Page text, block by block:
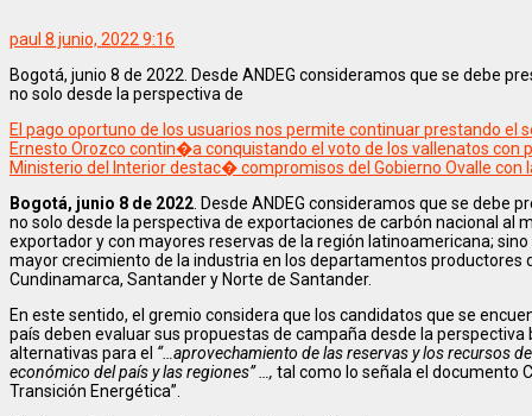
paul 8 junio, 2022 9:16
Bogotá, junio 8 de 2022. Desde ANDEG consideramos que se debe
no solo desde la perspectiva de
El pago oportuno de los usuarios nos permite continuar prestando el
Ernesto Orozco contin�a conquistando el voto de los vallenatos con
Ministerio del Interior destac� compromisos del Gobierno Ovalle
Bogotá, junio 8 de 2022. Desde ANDEG consideramos que se debe
no solo desde la perspectiva de exportaciones de carbón nacional al
exportador y con mayores reservas de la región latinoamericana;
mayor crecimiento de la industria en los departamentos productores
Cundinamarca, Santander y Norte de Santander.
En este sentido, el gremio considera que los candidatos que se
país deben evaluar sus propuestas de campaña desde la
alternativas para el “…aprovechamiento de las reservas y los recursos
económico del país y las regiones” …, tal como lo señala el documento
Transición Energética”.